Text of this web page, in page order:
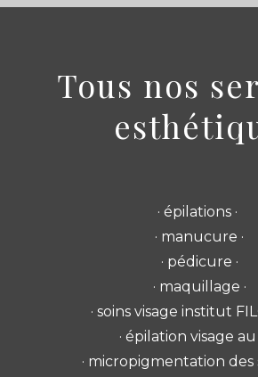
Tous nos
· épilations ·
· manucure ·
· pédicure ·
· maquillage ·
· soins visage institut
· épilation visage au
· micropigmentation des